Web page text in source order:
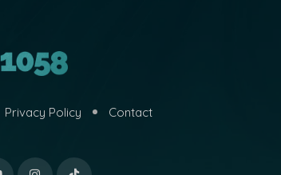
Privacy Policy Contact